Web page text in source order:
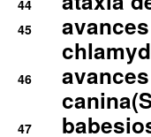
44
45
46
47